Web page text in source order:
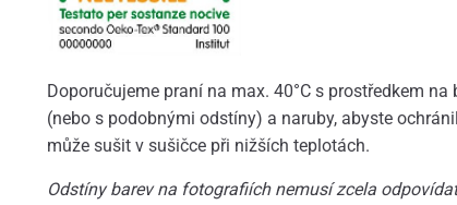
Doporučujeme praní na max. 40°C s prostředkem na
(nebo s podobnými odstíny) a naruby, abyste
může sušit v sušičce při nižších teplotách.
Odstíny barev na fotografiích nemusí zcela